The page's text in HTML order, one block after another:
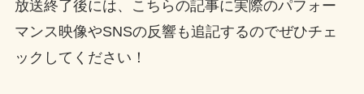
放送終了後には、こちらの記事に実際のパフォー
マンス映像やSNSの反響も追記するのでぜひチェ
ックしてください！